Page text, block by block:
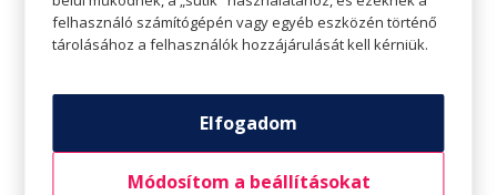
felhasználó számítógépén vagy egyéb eszközén történő
tárolásához a felhasználók hozzájárulását kell kérniük.
Elfogadom
Módosítom a beállításokat